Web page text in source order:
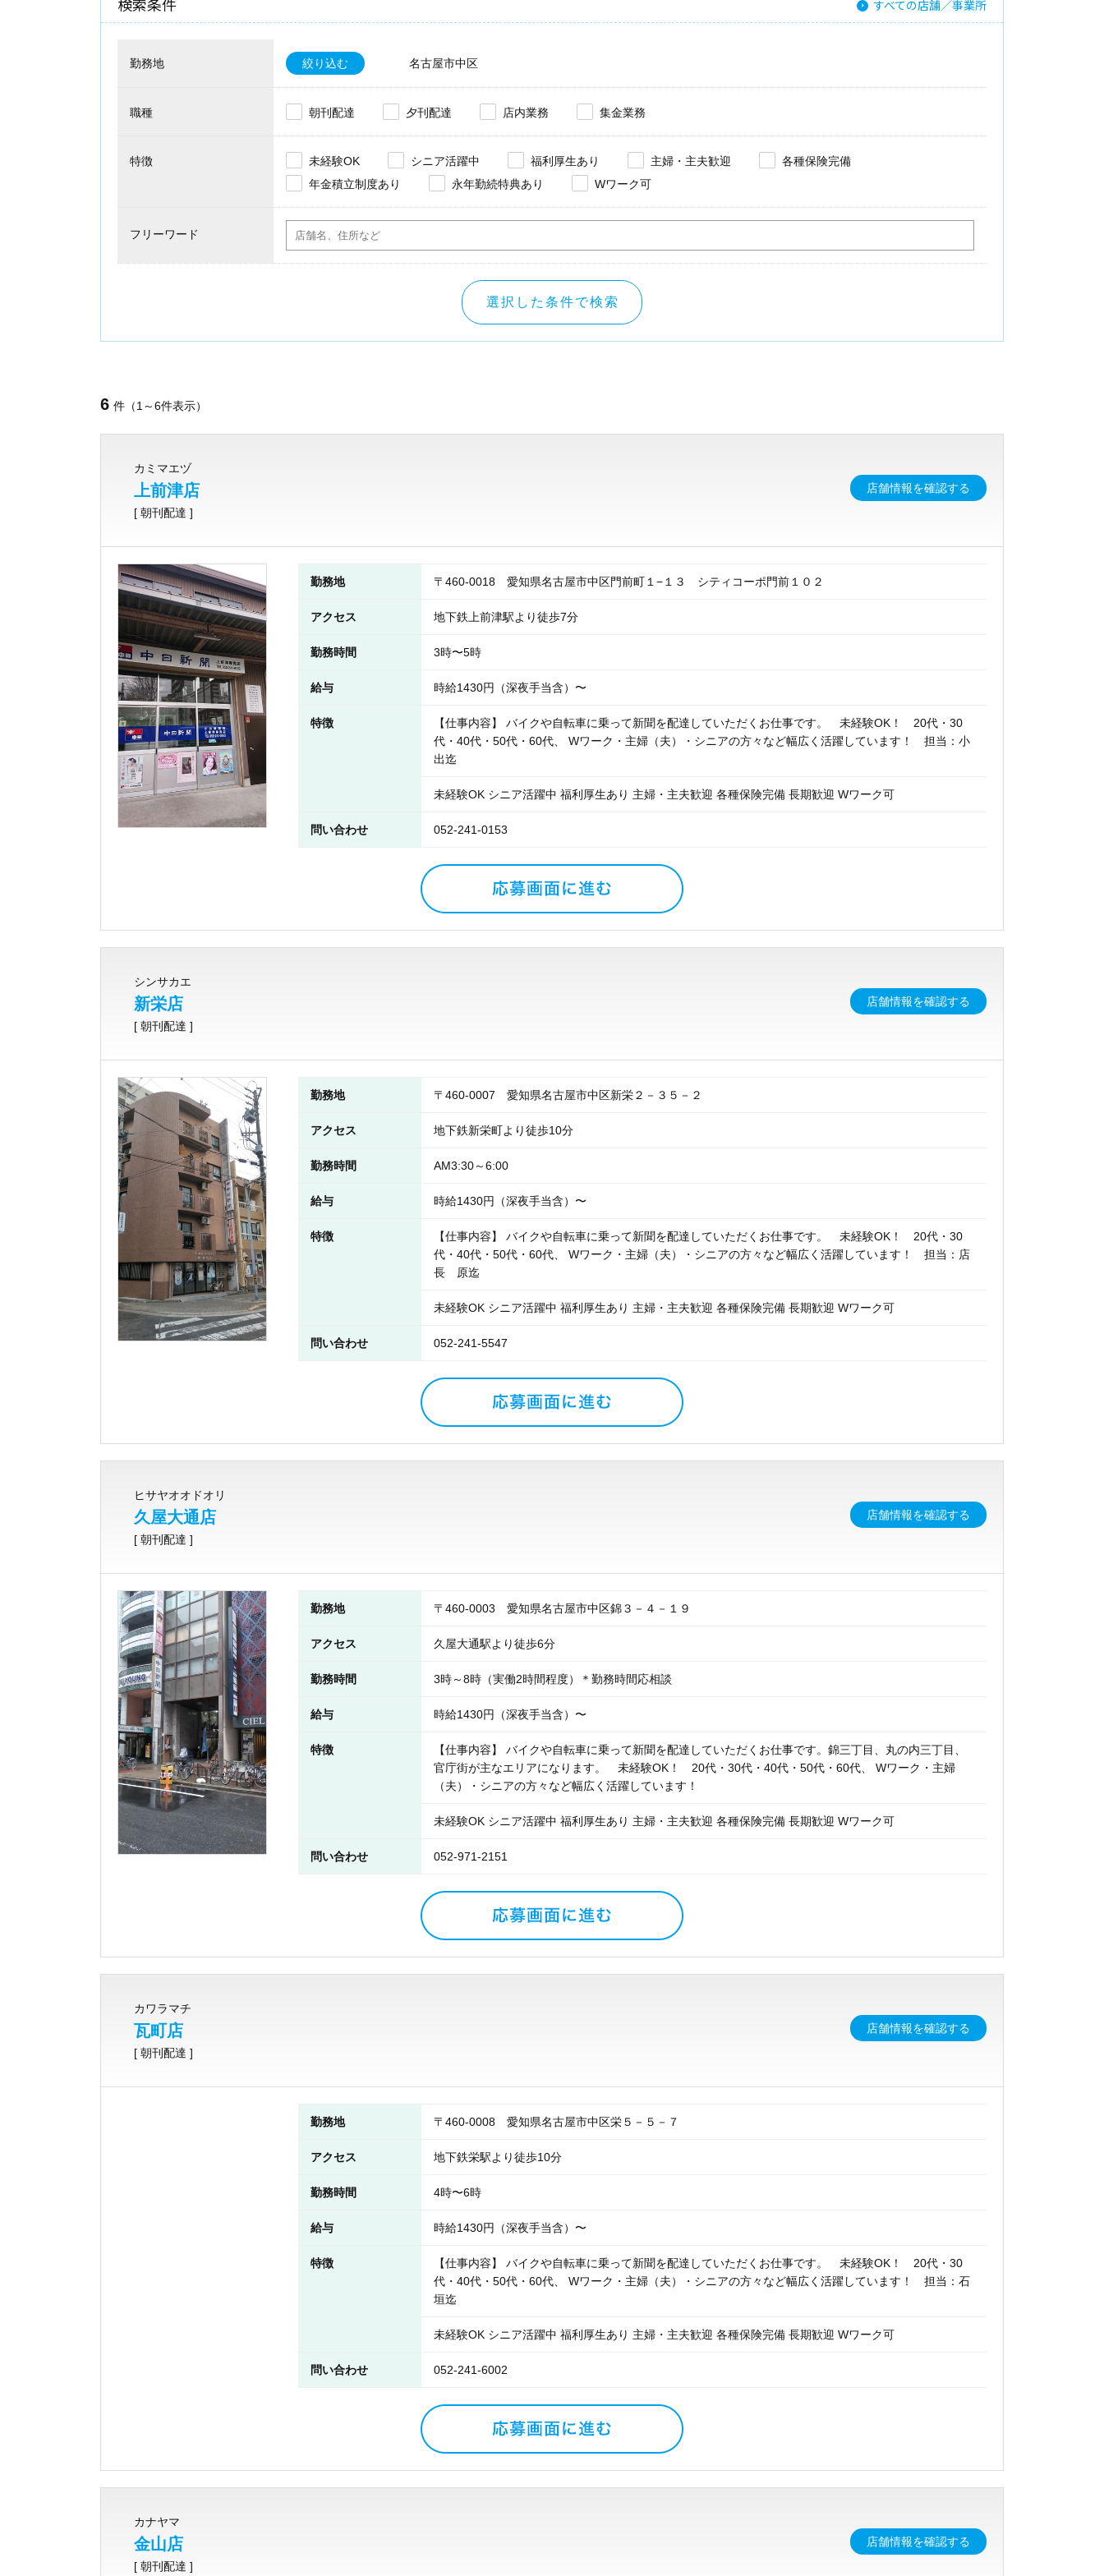
すべての店舗／事業所
勤務地 絞り込む 名古屋市中区
職種 朝刊配達 夕刊配達 店内業務 集金業務
特徴 未経験OK シニア活躍中 福利厚生あり 主婦・主夫歓迎
各種保険完備
年金積立制度あり
永年勤続特典あり Wワーク可
フリーワード
選択した条件で検索
6 件（1～6件表示）
カミマエヅ
上前津店
[ 朝刊配達 ]
店舗情報を確認する
勤務地 〒460-0018 愛知県名古屋市中区門前町１−１３ シティコーポ門前１０２
アクセス 地下鉄上前津駅より徒歩7分
勤務時間 3時〜5時
給与 時給1430円（深夜手当含）〜
特徴
【仕事内容】 バイクや自転車に乗って新聞を配達していただくお仕事です。 未経験OK！ 20代・30
代・40代・50代・60代、 Wワーク・主婦（夫）・シニアの方々など幅広く活躍しています！ 担当：小
出迄
未経験OK シニア活躍中 福利厚生あり 主婦・主夫歓迎 各種保険完備 長期歓迎 Wワーク可
問い合わせ 052-241-0153
シンサカエ
新栄店
[ 朝刊配達 ]
店舗情報を確認する
勤務地 〒460-0007 愛知県名古屋市中区新栄２－３５－２
アクセス 地下鉄新栄町より徒歩10分
勤務時間 AM3:30～6:00
給与 時給1430円（深夜手当含）〜
特徴
【仕事内容】 バイクや自転車に乗って新聞を配達していただくお仕事です。 未経験OK！ 20代・30
代・40代・50代・60代、 Wワーク・主婦（夫）・シニアの方々など幅広く活躍しています！ 担当：店
長 原迄
未経験OK シニア活躍中 福利厚生あり 主婦・主夫歓迎 各種保険完備 長期歓迎 Wワーク可
問い合わせ 052-241-5547
ヒサヤオオドオリ
久屋大通店
[ 朝刊配達 ]
店舗情報を確認する
勤務地 〒460-0003 愛知県名古屋市中区錦３－４－１９
アクセス 久屋大通駅より徒歩6分
勤務時間 3時～8時（実働2時間程度）＊勤務時間応相談
給与 時給1430円（深夜手当含）〜
特徴
【仕事内容】 バイクや自転車に乗って新聞を配達していただくお仕事です。錦三丁目、丸の内三丁目、
官庁街が主なエリアになります。 未経験OK！ 20代・30代・40代・50代・60代、 Wワーク・主婦
（夫）・シニアの方々など幅広く活躍しています！
未経験OK シニア活躍中 福利厚生あり 主婦・主夫歓迎 各種保険完備 長期歓迎 Wワーク可
問い合わせ 052-971-2151
カワラマチ
瓦町店
[ 朝刊配達 ]
店舗情報を確認する
勤務地 〒460-0008 愛知県名古屋市中区栄５－５－７
アクセス 地下鉄栄駅より徒歩10分
勤務時間 4時〜6時
給与 時給1430円（深夜手当含）〜
特徴
【仕事内容】 バイクや自転車に乗って新聞を配達していただくお仕事です。 未経験OK！ 20代・30
代・40代・50代・60代、 Wワーク・主婦（夫）・シニアの方々など幅広く活躍しています！ 担当：石
垣迄
未経験OK シニア活躍中 福利厚生あり 主婦・主夫歓迎 各種保険完備 長期歓迎 Wワーク可
問い合わせ 052-241-6002
カナヤマ
金山店
[ 朝刊配達 ]
店舗情報を確認する